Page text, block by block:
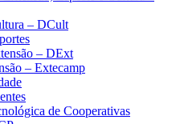
– DCult
– DExt
– Extecamp
de Cooperativas